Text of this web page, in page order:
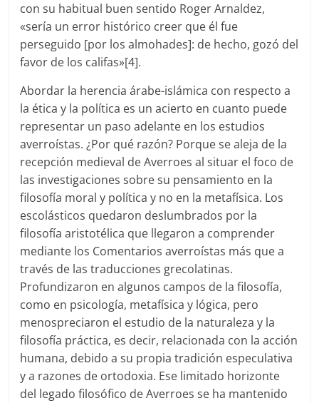
con su habitual buen sentido Roger Arnaldez,
«sería un error histórico creer que él fue
perseguido [por los almohades]: de hecho, gozó del
favor de los califas»[4].
Abordar la herencia árabe-islámica con respecto a
la ética y la política es un acierto en cuanto puede
representar un paso adelante en los estudios
averroístas. ¿Por qué razón? Porque se aleja de la
recepción medieval de Averroes al situar el foco de
las investigaciones sobre su pensamiento en la
filosofía moral y política y no en la metafísica. Los
escolásticos quedaron deslumbrados por la
filosofía aristotélica que llegaron a comprender
mediante los Comentarios averroístas más que a
través de las traducciones grecolatinas.
Profundizaron en algunos campos de la filosofía,
como en psicología, metafísica y lógica, pero
menospreciaron el estudio de la naturaleza y la
filosofía práctica, es decir, relacionada con la acción
humana, debido a su propia tradición especulativa
y a razones de ortodoxia. Ese limitado horizonte
del legado filosófico de Averroes se ha mantenido